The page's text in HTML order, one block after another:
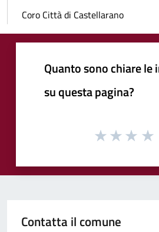
Coro Città di Castellarano
Quanto sono chiare
su questa pagina?
Contatta il comune